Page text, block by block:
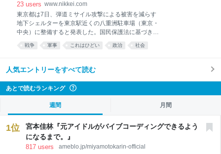
23 users www.nikkei.com
東京都は7日、弾道ミサイル攻撃による被害を減らす
地下シェルターを東京駅近くの八重洲駐車場（東京・
中央）に整備すると発表した。国民保護法に基づき指
定する緊急一時避難施設より安全に避難できる施設と
して改修工事を今後進める。都営地下鉄・麻布十番駅
団体が運営する八重洲駐車場は、東京駅前の八重洲通
さは延べ
戦争 軍事 これはひどい 政治 社会
人気エントリーをすべて読む
あとで読むランキング
週間 月間
1位
宮本佳林『元アイドルがバイブコーディングできるよう
になるまで。』
817 users ameblo.jp/miyamotokarin-official